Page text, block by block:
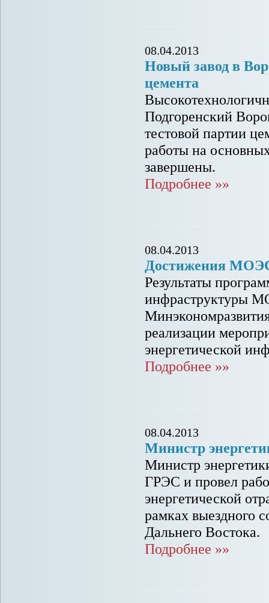
08.04.2013
Новый завод в
цемента
Подгоренский
тестовой партии
работы на
завершены.
Подробнее »»
08.04.2013
Достижения
Результаты
инфраструктуры
реализации
энергетической
Подробнее »»
08.04.2013
Министр
Министр
ГРЭС и провел
энергетической
рамках выездного
Дальнего Востока.
Подробнее »»